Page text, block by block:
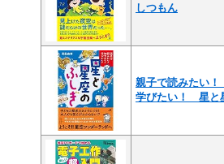
しつもん
親子で読みたい
学びたい！ 星と